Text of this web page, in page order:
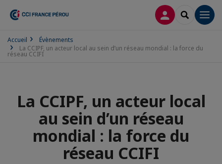
CONNEXION
Accueil
Évènements
La CCIPF, un acteur local au sein d’un réseau mondial : la force du
réseau CCIFI
La CCIPF, un acteur local
au sein d’un réseau
mondial : la force du
réseau CCIFI